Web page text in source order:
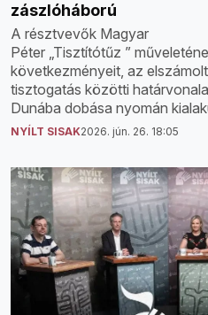
zászlóháború
A résztvevők Magyar
Péter „Tisztítótűz ”
következményeit, az
tisztogatás közötti
Dunába dobása nyomán
NYÍLT SISAK2026. jún. 26. 18:05